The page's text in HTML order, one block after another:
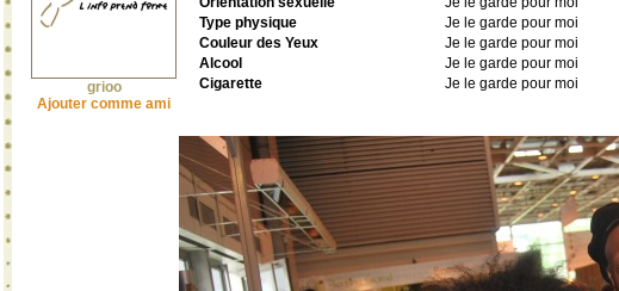
grioo
Ajouter comme ami
Type physique
Je le garde pour moi
Couleur des Yeux
Je le garde pour moi
Alcool
Je le garde pour moi
Cigarette
Je le garde pour moi